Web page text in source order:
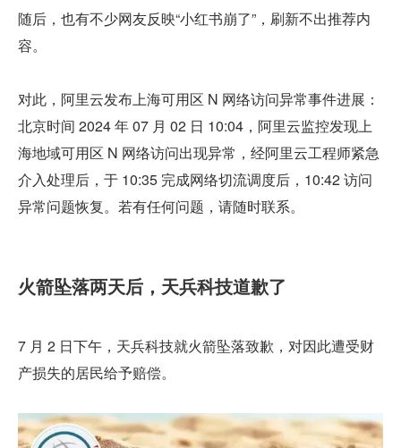
随后，也有不少网友反映“小红书崩了”，刷新不出推荐内
容。
对此，阿里云发布上海可用区 N 网络访问异常事件进展：
北京时间 2024 年 07 月 02 日 10:04，阿里云监控发现上
海地域可用区 N 网络访问出现异常，经阿里云工程师紧急
介入处理后，于 10:35 完成网络切流调度后，10:42 访问
异常问题恢复。若有任何问题，请随时联系。
火箭坠落两天后，天兵科技道歉了
7 月 2 日下午，天兵科技就火箭坠落致歉，对因此遭受财
产损失的居民给予赔偿。